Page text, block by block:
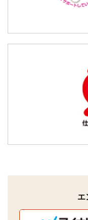
エ
新規